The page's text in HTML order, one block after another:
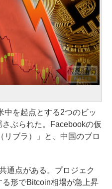
中を起点とする2つのビッ
ぶられた。Facebookの仮
リブラ）」と、中国のブロ
通点がある。プロジェク
る形でBitcoin相場が急上昇